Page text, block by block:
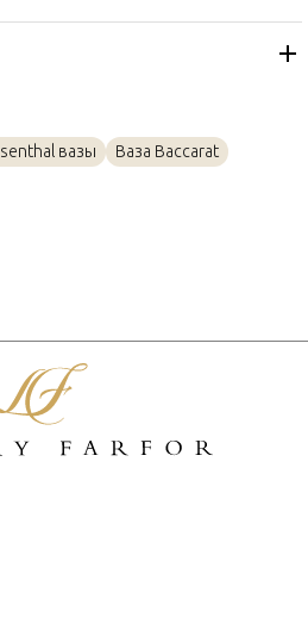
Хрусталь
вазы Ваза Baccarat